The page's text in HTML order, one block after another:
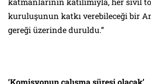
kuruluşunun katkı verebileceği bir
gereği üzerinde duruldu.”
‘Komisyonun çalışma süresi olacak’